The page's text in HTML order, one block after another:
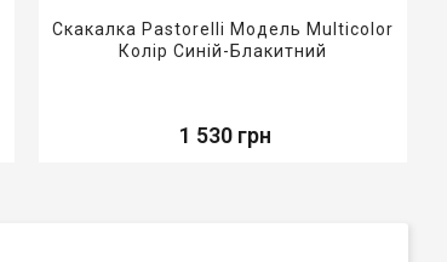
Скакалка Pastorelli Модель Multicolor
Колір Синій-Блакитний
1 530 грн